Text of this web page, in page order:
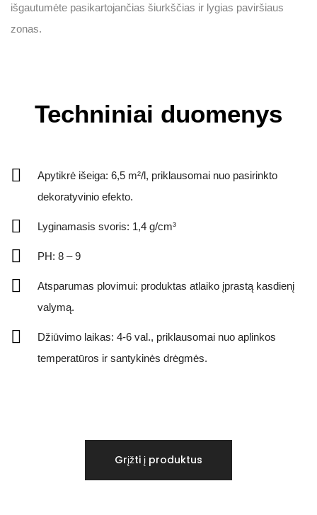
išgautumėte pasikartojančias šiurkščias ir lygias paviršiaus
zonas.
Techniniai duomenys
Apytikrė išeiga: 6,5 m²/l, priklausomai nuo pasirinkto
dekoratyvinio efekto.
Lyginamasis svoris: 1,4 g/cm³
PH: 8 – 9
Atsparumas plovimui: produktas atlaiko įprastą kasdienį
valymą.
Džiūvimo laikas: 4-6 val., priklausomai nuo aplinkos
temperatūros ir santykinės drėgmės.
Grįžti į produktus